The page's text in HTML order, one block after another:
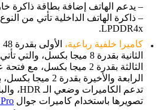
– يدعم الهاتف إضافة بطاقة ذاكرة
– ذاكرة الهاتف الداخلية تأتي من النوع eMMC 5.1 (وهو نفس نوع الذاكرة الداخلية لأحد
LPDDR4x.
كاميرا خلفية رباعية، الأولى بقدرة 48 ميجا بكسل، مع فتحة عدسة f1.8 (وايد)، وهي كاميرا الجوال الأساسية المزودة بإمكانية التركيز التلقائي بعد تحديد المرحلة PDAF.
الثانية بقدرة 8 ميجا بكسل، والتي تأتي بفتحة عدسة f2.3 (الترا وايد)، بحيث تتمكّن من التقاط صور بزاوية أوسع من الكاميرا الأولى.
الثالثة بقدرة 2 ميجا بكسل، مع فتحة عدسة f2.4، والتي تُستخدم ككاميرا ماكرو منفصلة؛ لتصوير الأجسام القريبة جدًا من الكاميرا.
الرابعة والأخيرة بقدرة 2 ميجا بكسل، بفتحة عدسة f2.4، والتي تعمل على تحديد عُمق الأجسام في الصورة؛ لعمل العزل والتقاط البورتريه.
تصويرها باستخدام كاميرات جوال